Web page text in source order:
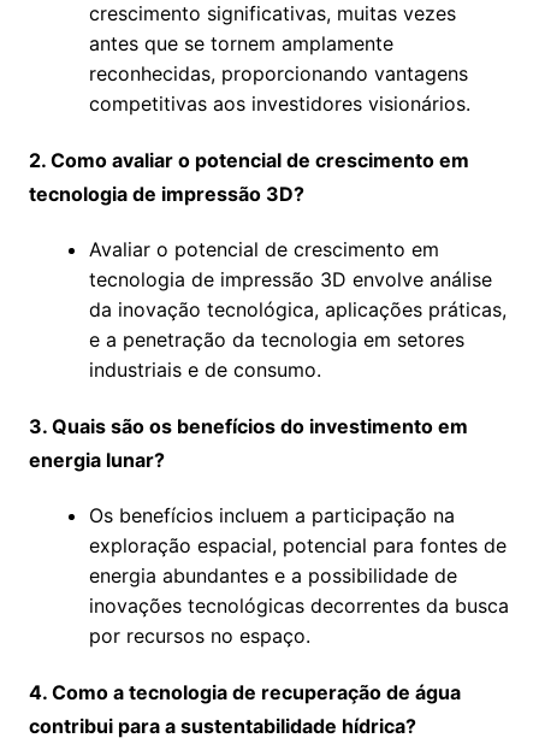
crescimento significativas, muitas vezes
antes que se tornem amplamente
reconhecidas, proporcionando vantagens
competitivas aos investidores visionários.
2. Como avaliar o potencial de crescimento em
tecnologia de impressão 3D?
Avaliar o potencial de crescimento em
tecnologia de impressão 3D envolve análise
da inovação tecnológica, aplicações práticas,
e a penetração da tecnologia em setores
industriais e de consumo.
3. Quais são os benefícios do investimento em
energia lunar?
Os benefícios incluem a participação na
exploração espacial, potencial para fontes de
energia abundantes e a possibilidade de
inovações tecnológicas decorrentes da busca
por recursos no espaço.
4. Como a tecnologia de recuperação de água
contribui para a sustentabilidade hídrica?